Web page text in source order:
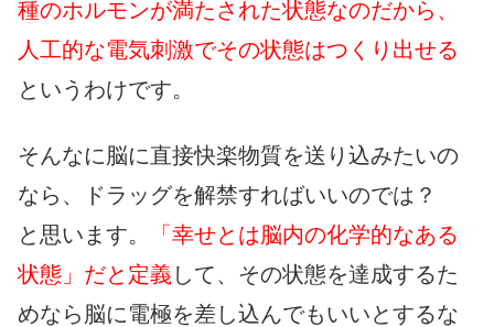
種のホルモンが満たされた状態なのだから、
人工的な電気刺激でその状態はつくり出せる
というわけです。
そんなに脳に直接快楽物質を送り込みたいの
なら、ドラッグを解禁すればいいのでは？
と思います。
「幸せとは脳内の化学的なある
状態」だと定義 して、その状態を達成するた
めなら脳に電極を差し込んでもいいとするな